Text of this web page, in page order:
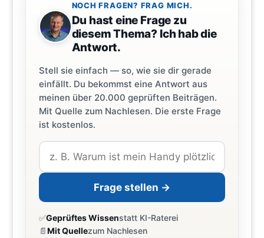
NOCH FRAGEN? FRAG MICH.
Du hast eine Frage zu
diesem Thema? Ich hab die
Antwort.
Stell sie einfach — so, wie sie dir gerade
einfällt. Du bekommst eine Antwort aus
meinen über 20.000 geprüften Beiträgen.
Mit Quelle zum Nachlesen. Die erste Frage
ist kostenlos.
Frage stellen →
✅Geprüftes Wissenstatt KI-Raterei
📄Mit Quellezum Nachlesen